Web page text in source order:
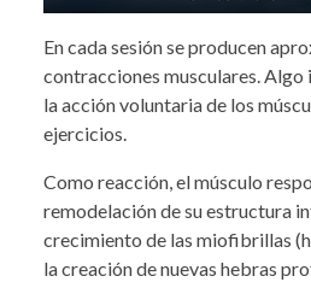
Play
En cada sesión se producen
contracciones musculares. Algo
la acción voluntaria de los
ejercicios.
Como reacción, el músculo
remodelación de su estructura
crecimiento de las miofibrillas
la creación de nuevas hebras